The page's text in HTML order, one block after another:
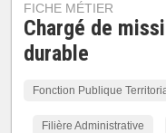
FICHE MÉTIER
Chargé de
durable
Fonction Publique
Filière Administrative